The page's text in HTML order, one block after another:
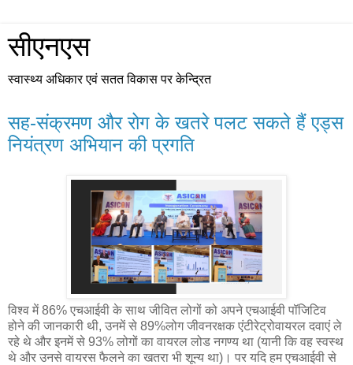
सीएनएस
स्वास्थ्य अधिकार एवं सतत विकास पर केन्द्रित
सह-संक्रमण और रोग के खतरे पलट सकते हैं एड्स
नियंत्रण अभियान की प्रगति
विश्व में 86% एचआईवी के साथ जीवित लोगों को अपने एचआईवी पॉजिटिव
होने की जानकारी थी, उनमें से 89%लोग जीवनरक्षक एंटीरेट्रोवायरल दवाएं ले
रहे थे और इनमें से 93% लोगों का वायरल लोड नगण्य था (यानी कि वह स्वस्थ
थे और उनसे वायरस फैलने का खतरा भी शून्य था)। पर यदि हम एचआईवी से